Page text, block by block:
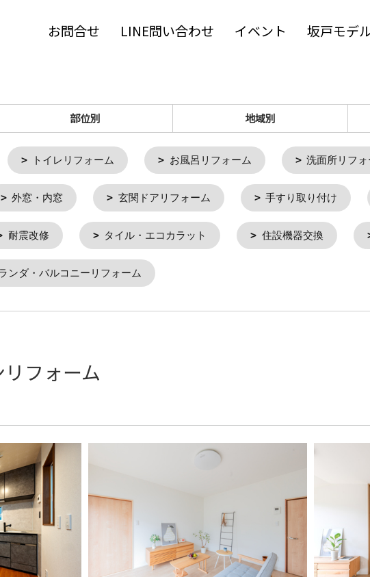
お問合せ LINE問い合わせ イベント 坂戸モデ
部位別 地域別
トイレリフォーム お風呂リフォーム 洗面所リフォ
外窓・内窓 玄関ドアリフォーム 手すり取り付け
耐震改修 タイル・エコカラット 住設機器交換
ンダ・バルコニーリフォーム
フォーム